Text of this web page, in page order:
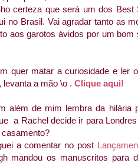
certeza que será um dos Best
no Brasil. Vai agradar tanto as
aos garotos ávidos por um
quer matar a curiosidade e ler
, levanta a mão \o . Clique aqui!
além de mim lembra da hilária
a Rachel decide ir para
a comentar no post
mandou os manuscritos para